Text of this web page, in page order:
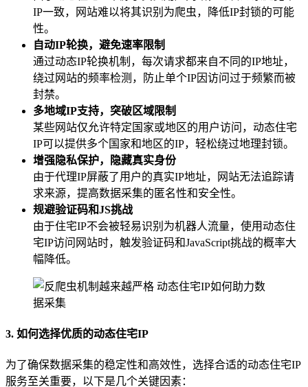
IP一致，网站难以将其识别为爬虫，降低IP封锁的可能
性。
自动IP轮换，避免速率限制
通过动态IP轮换机制，每次请求都来自不同的IP地址，
绕过网站的频率检测，防止单个IP因访问过于频繁而被
封禁。
多地域IP支持，突破区域限制
某些网站仅允许特定国家或地区的用户访问，动态住宅
IP可以提供多个国家和地区的IP，轻松绕过地理封锁。
增强隐私保护，隐藏真实身份
由于代理IP屏蔽了用户的真实IP地址，网站无法追踪请
求来源，提高数据采集的匿名性和安全性。
规避验证码和JS挑战
由于住宅IP不会被轻易识别为机器人流量，使用动态住
宅IP访问网站时，触发验证码和JavaScript挑战的概率大
幅降低。
3. 如何选择优质的动态住宅IP
为了确保数据采集的稳定性和高效性，选择合适的动态住宅IP
服务至关重要，以下是几个关键因素：